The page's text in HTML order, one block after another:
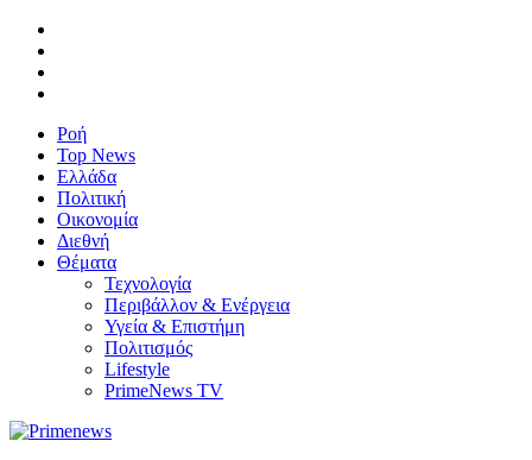
Ροή
Top News
Ελλάδα
Πολιτική
Οικονομία
Διεθνή
Θέματα
Τεχνολογία
Περιβάλλον & Ενέργεια
Υγεία & Επιστήμη
Πολιτισμός
Lifestyle
PrimeNews TV